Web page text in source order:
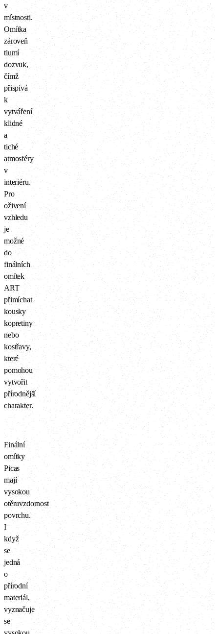
v
místnosti.
Omítka
zároveň
tlumí
dozvuk,
čímž
přispívá
k
vytváření
klidné
a
tiché
atmosféry
v
interiéru.
Pro
oživení
vzhledu
je
možné
do
finálních
omítek
ART
přimíchat
kousky
kopretiny
nebo
kostřavy,
které
pomohou
vytvořit
přírodnější
charakter.
Finální
omítky
Picas
mají
vysokou
otěruvzdornost
povrchu.
I
když
se
jedná
o
přírodní
materiál,
vyznačuje
se